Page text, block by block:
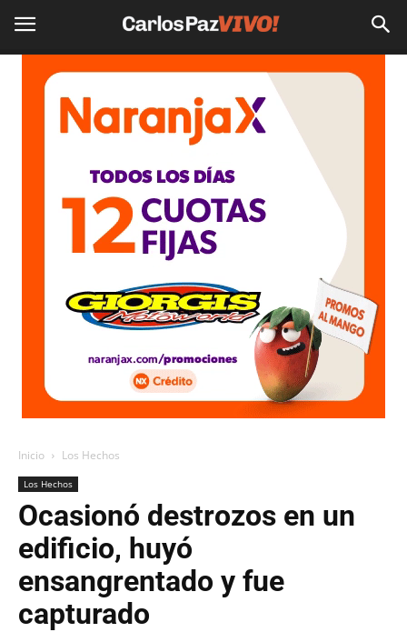
Inicio Los Hechos
Los Hechos
Ocasionó destrozos en un
edificio, huyó
ensangrentado y fue
capturado